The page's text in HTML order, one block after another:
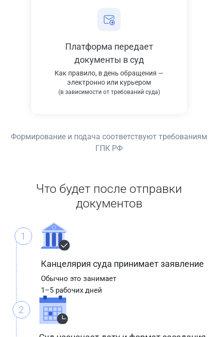
Платформа передает
документы в суд
Как правило, в день обращения —
электронно или курьером
(в зависимости от требований суда)
Формирование и подача соответствуют требованиям
ГПК РФ
Что будет после отправки
документов
1
Канцелярия суда принимает заявление
Обычно это занимает
1–5 рабочих дней
2